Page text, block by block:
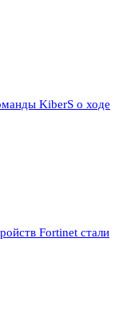
KiberS о ходе
Fortinet стали